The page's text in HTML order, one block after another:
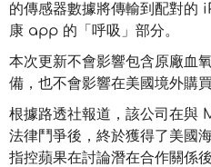
的傳感器數據將傳輸到配對的
康 app 的「呼吸」部分。
本次更新不會影響包含原廠
備，也不會影響在美國境外購
根據路透社報道，該公司在與
法律鬥爭後，終於獲得了美國
指控蘋果在討論潛在合作關係